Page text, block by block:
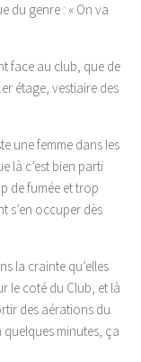
du genre : « On va
face au club, que de
étage, vestiaire des
une femme dans les
là c’est bien parti
de fumée et trop
s’en occuper dès
la crainte qu’elles
le coté du Club, et là
des aérations du
minutes, ça